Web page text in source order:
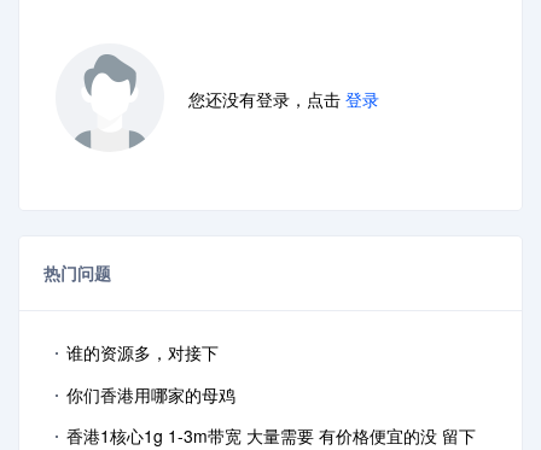
您还没有登录，点击 登录
热门问题
谁的资源多，对接下
你们香港用哪家的母鸡
香港1核心1g 1-3m带宽 大量需要 有价格便宜的没 留下